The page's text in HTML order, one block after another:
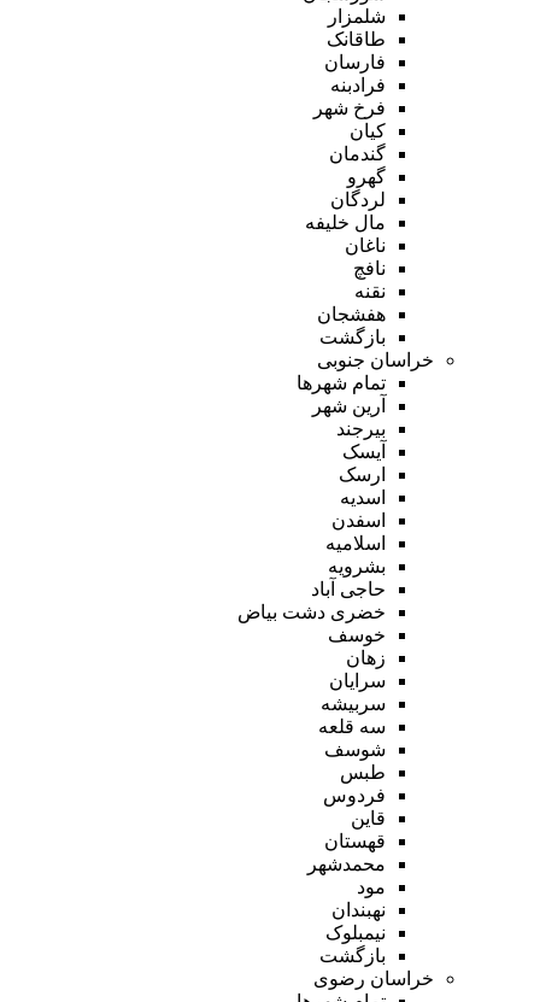
شلمزار
طاقانک
فارسان
فرادبنه
فرخ شهر
کیان
گندمان
گهرو
لردگان
مال خلیفه
ناغان
نافچ
نقنه
هفشجان
بازگشت
خراسان جنوبی
تمام شهر‌ها
آرین شهر
بیرجند
آیسک
ارسک
اسدیه
اسفدن
اسلامیه
بشرویه
حاجی آباد
خضری دشت بیاض
خوسف
زهان
سرایان
سربیشه
سه قلعه
شوسف
طبس
فردوس
قاین
قهستان
محمدشهر
مود
نهبندان
نیمبلوک
بازگشت
خراسان رضوی